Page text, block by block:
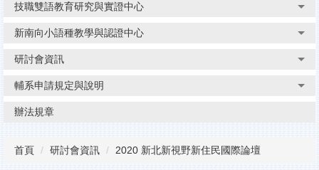
技職雙語教育研究與實證中心
新南向小語種教學與認證中心
研討會資訊
輔系申請規定與說明
辦法規章
首頁 研討會資訊 2020 新北新視野新住民國際論壇